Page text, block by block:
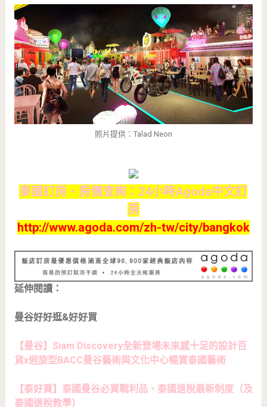
照片提供：Talad Neon
泰國訂房、房價查詢：24小時Agoda中文訂
房
http://www.agoda.com/zh-tw/city/bangkok
延伸閱讀：
曼谷好好逛&好好買
【曼谷】Siam Discovery全新登場未來感十足的設計百
貨x迴旋型BACC曼谷藝術與文化中心暢賞泰國藝術
【泰好買】泰國曼谷必買戰利品、泰國退稅最新制度（及
泰國退稅教學）